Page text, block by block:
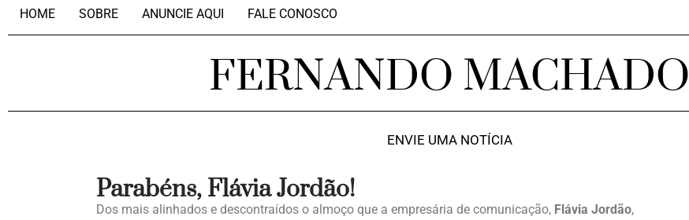
HOME SOBRE ANUNCIE AQUI FALE CONOSCO
FERNANDO MACHADO
ENVIE UMA NOTÍCIA
Parabéns, Flávia Jordão!
Dos mais alinhados e descontraídos o almoço que a empresária de comunicação, Flávia Jordão,